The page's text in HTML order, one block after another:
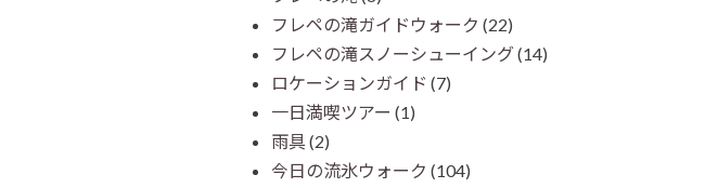
フレペの滝ガイドウォーク (22)
フレペの滝スノーシューイング(14)
ロケーションガイド (7)
一日満喫ツアー (1)
雨具(2)
今日の流氷ウォーク (104)